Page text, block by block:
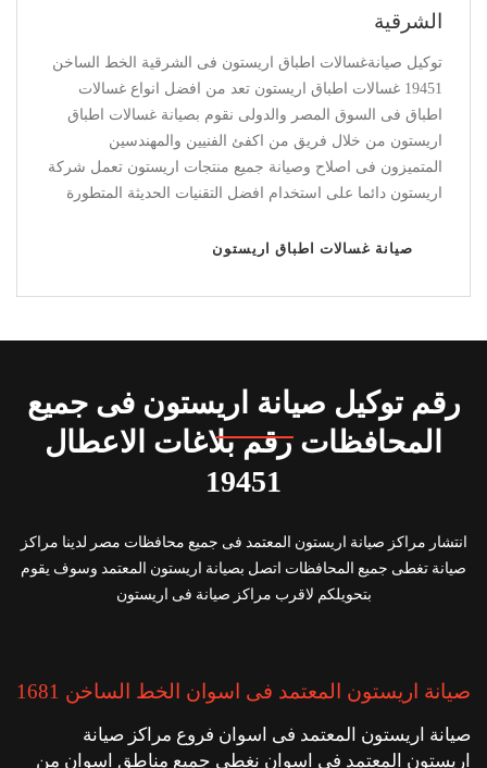
توكيل صيانة ديب فريزر اريستون فى الشرقية الخط الساخن
19451 ديب فريزر اريستون يعد من افضل انواع الديب فريزر فى
السوق المصر والدولى نقوم بصيانة ديب فريزر اريستون من
خلال فريق من اكفئ الفنيين والمهندسين المتميزون فى اصلاح
وصيانة جميع منتجات اريستون تعمل شركة اريستون دائما على
استخدام افضل التقنيات الحديثة المتطورة
رقم توكيل صيانة اريستون فى جميع
المحافظات رقم بلاغات الاعطال
19451
انتشار مراكز صيانة اريستون المعتمد فى جميع محافظات مصر لدينا مراكز
صيانة تغطى جميع المحافظات اتصل بصيانة اريستون المعتمد وسوف يقوم
بتحويلكم لاقرب مراكز صيانة فى اريستون
صيانة اريستون المعتمد فى اسوان الخط الساخن 1681
صيانة اريستون المعتمد فى اسوان فروع مراكز صيانة
اريستون المعتمد فى اسوان نغطى جميع مناطق اسوان من